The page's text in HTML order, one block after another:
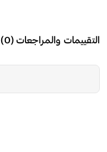
التقييمات والمراجعات(
0
)